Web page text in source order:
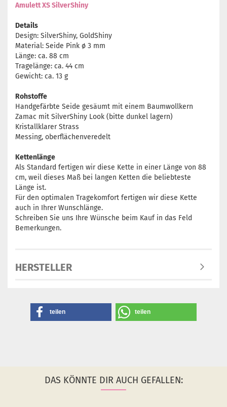
Amulett XS SilverShiny
Details
Design: SilverShiny, GoldShiny
Material: Seide Pink ø 3 mm
Länge: ca. 88 cm
Tragelänge: ca. 44 cm
Gewicht: ca. 13 g
Rohstoffe
Handgefärbte Seide gesäumt mit einem Baumwollkern
Zamac mit SilverShiny Look (bitte dunkel lagern)
Kristallklarer Strass
Messing, oberflächenveredelt
Kettenlänge
Als Standard fertigen wir diese Kette in einer Länge von 88
cm, weil dieses Maß bei langen Ketten die beliebteste
Länge ist.
Für den optimalen Tragekomfort fertigen wir diese Kette
auch in Ihrer Wunschlänge.
Schreiben Sie uns Ihre Wünsche beim Kauf in das Feld
Bemerkungen.
HERSTELLER
teilen teilen
DAS KÖNNTE DIR AUCH GEFALLEN: